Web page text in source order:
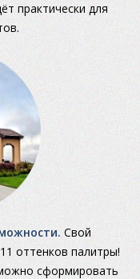
практически для
Свой
оттенков палитры!
сформировать